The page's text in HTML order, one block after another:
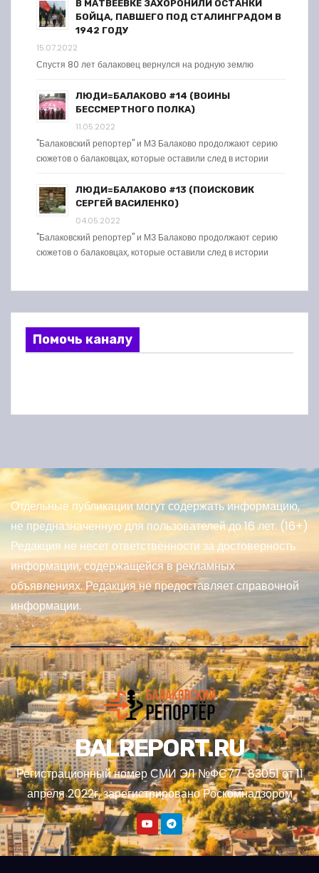
В МАТВЕЕВКЕ ЗАХОРОНИЛИ ОСТАНКИ
БОЙЦА, ПАВШЕГО ПОД СТАЛИНГРАДОМ В
1942 ГОДУ
15.07.2022
Спустя 80 лет балаковец вернулся на родную землю
ЛЮДИ=БАЛАКОВО #14 (ВОИНЫ
БЕССМЕРТНОГО ПОЛКА)
11.05.2022
"Балаковский репортер" и МЗ Балаково продолжают серию
сюжетов о балаковцах, которые оставили след в истории
ЛЮДИ=БАЛАКОВО #13 (ПОИСКОВИК
СЕРГЕЙ ВАСИЛЕНКО)
04.05.2022
"Балаковский репортер" и МЗ Балаково продолжают серию
сюжетов о балаковцах, которые оставили след в истории
Помочь каналу
Отдельные публикации могут содержать информацию,
не предназначенную для пользователей до 16 лет. (16+)
Редакция не несет ответственности за достоверность
информации, содержащейся в рекламных
объявлениях. Редакция не предоставляет справочной
информации.
BALREPORT.RU
Регистрационный номер СМИ ЭЛ №ФС77-83051 от 11
апреля 2022г, зарегистрировано Роскомнадзором